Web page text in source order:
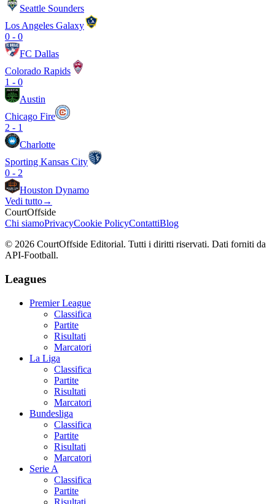
Seattle Sounders
Los Angeles Galaxy
0 - 0
FC Dallas
Colorado Rapids
1 - 0
Austin
Chicago Fire
2 - 1
Charlotte
Sporting Kansas City
0 - 2
Houston Dynamo
Vedi tutto→
CourtOffside
Chi siamoPrivacyCookie PolicyContattiBlog
© 2026 CourtOffside Editorial. Tutti i diritti riservati. Dati forniti da
API-Football.
Leagues
Premier League
Classifica
Partite
Risultati
Marcatori
La Liga
Classifica
Partite
Risultati
Marcatori
Bundesliga
Classifica
Partite
Risultati
Marcatori
Serie A
Classifica
Partite
Risultati